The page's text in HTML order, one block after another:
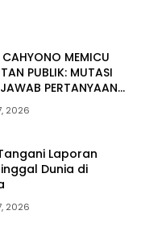
MEMICU
PUBLIK: MUTASI
PERTANYAAN
PIDANA
2026
Laporan
Dunia di
2026